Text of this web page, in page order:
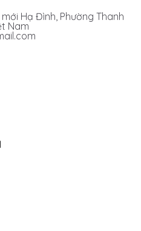
Hạ Đình, Phường Thanh
Nam